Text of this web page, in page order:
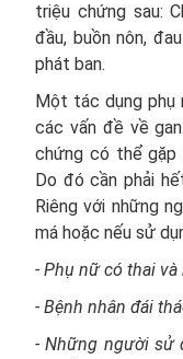
triệu chứng sau:
đầu, buồn nôn,
phát ban.
Một tác dụng phụ
các vấn đề về
chứng có thể gặp
Do đó cần phải
Riêng với những
má hoặc nếu sử
- Phụ nữ có thai và
- Bệnh nhân đái
- Những người sử